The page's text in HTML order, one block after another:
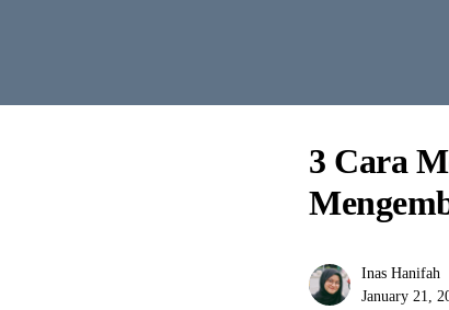
3 Cara
Inas Hanifah
January 21,